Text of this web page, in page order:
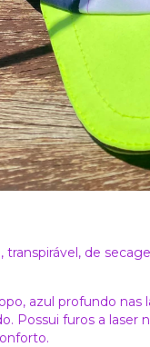
de
azul profundo
Possui furos a laser